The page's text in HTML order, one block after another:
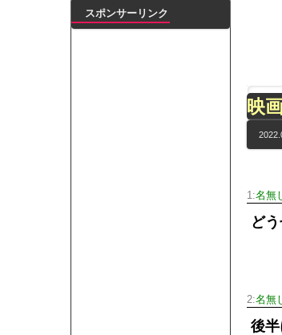
韓国と台湾の輸出額、ともに初
【画像】佐倉綾音(32)、自分のシ
【乃木坂】水谷豊の息子、三山凌
【TWICE】サナが佐藤健とダブ
【速報】石破首相 大敗の責任「
メイドの格好してるちょちょたん
ランJ民ワイ、新しいランニング
子供部屋おじさんなんですがコー
ポルシェが満を持して送り出す初
映
1:名無
ど
2:名無
後
スポンサーリンク